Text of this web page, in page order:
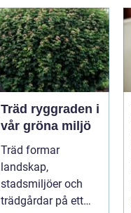
Träd ryggraden i
vår gröna miljö
Träd formar
landskap,
stadsmiljöer och
trädgårdar på ett